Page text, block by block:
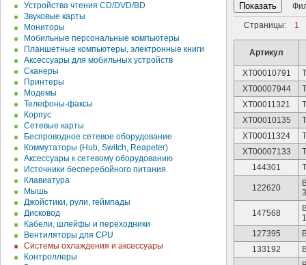
Устройства чтения CD/DVD/BD
Звуковые карты
Мониторы
Мобильные персональные компьютеры
Планшетные компьютеры, электронные книги
Аксессуары для мобильных устройств
Сканеры
Принтеры
Модемы
Телефоны-факсы
Корпус
Сетевые карты
Беспроводное сетевое оборудование
Коммутаторы (Hub, Switch, Reapeter)
Аксессуары к сетевому оборудованию
Источники бесперебойного питания
Клавиатура
Мышь
Джойстики, рули, геймпады
Дисковод
Кабели, шлейфы и переходники
Вентиляторы для CPU
Системы охлаждения и аксессуары
Контроллеры
Страницы: 1
Артикул
XT00010791
XT00007944
XT00011321
XT00010135
XT00011324
XT00007133
144301
122620
147568
127395
133192